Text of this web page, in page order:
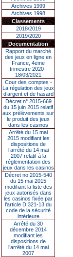
Archives 1999
Archives 1998
Classements
2018/2019
2019/2020
Documentation
Rapport du marché
des jeux en ligne en
France, 4eme
trimestre 2020 -
18/03/2021
Cour des comptes -
La régulation des jeux
d’argent et de hasard
Décret n° 2015-669
du 15 juin 2015 relatif
aux prélèvements sur
le produit des jeux
dans les casinos
Arrêté du 15 mai
2015 modifiant les
dispositions de
l’arrêté du 14 mai
2007 relatif à la
réglementation des
jeux dans les casinos
Décret no 2015-540
du 15 mai 2015
modifiant la liste des
jeux autorisés dans
les casinos fixée par
l’article D.321-13 du
code de la sécurité
intérieure
Arrêté du 30
décembre 2014
modifiant les
dispositions de
l’arrêté du 14 mai
2007